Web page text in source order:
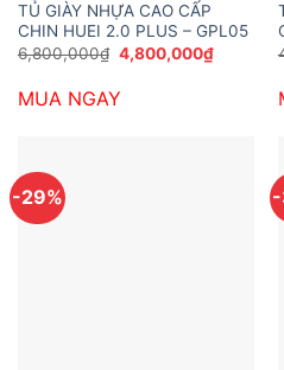
TỦ GIÀY NHỰA CAO CẤP
CHIN HUEI 2.0 PLUS – GPL05
6,800,000₫ Giá
gốc
6,800,000₫.
4,800,000₫Giá
hiện
MUA NGAY
-29%